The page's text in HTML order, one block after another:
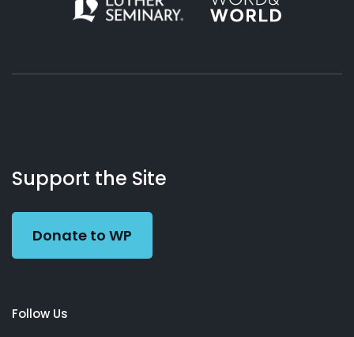
Working
Preacher
Us
Support the Site
Donate to WP
Follow Us